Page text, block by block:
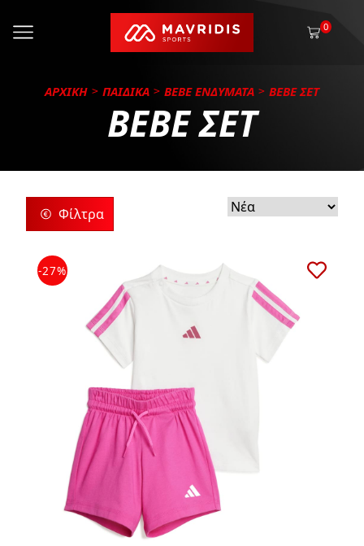
0
ΑΡΧΙΚΗ ΠΑΙΔΙΚΑ BEBE ΕΝΔΥΜΑΤΑ BEBE ΣΕΤ
BEBE ΣΕΤ
Φίλτρα
-27%